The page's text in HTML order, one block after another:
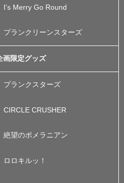
I's Merry Go Round
プランクリーンスターズ
画限定グッズ
プランクスターズ
CIRCLE CRUSHER
絶望のポメラニアン
ロロキルッ！